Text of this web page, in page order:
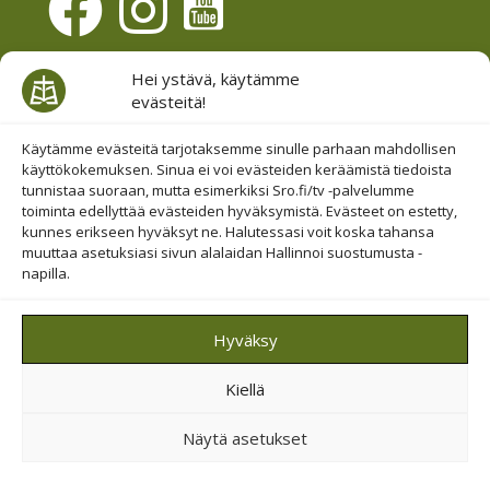
Hei ystävä, käytämme
evästeitä!
Käytämme evästeitä tarjotaksemme sinulle parhaan mahdollisen
käyttökokemuksen. Sinua ei voi evästeiden keräämistä tiedoista
tunnistaa suoraan, mutta esimerkiksi Sro.fi/tv -palvelumme
toiminta edellyttää evästeiden hyväksymistä. Evästeet on estetty,
kunnes erikseen hyväksyt ne. Halutessasi voit koska tahansa
muuttaa asetuksiasi sivun alalaidan Hallinnoi suostumusta -
napilla.
Hyväksy
Kiellä
Näytä asetukset
Evästesuostumus
Hallinnoi evästeitä
Etsi sivuiltamme
© 2019-2026 Suomen Raamattuopiston Säätiö
Saavutettavuus huomioitu
Tietosuojajaehdot